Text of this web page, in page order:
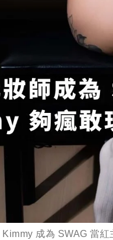
成為 SWAG 當紅